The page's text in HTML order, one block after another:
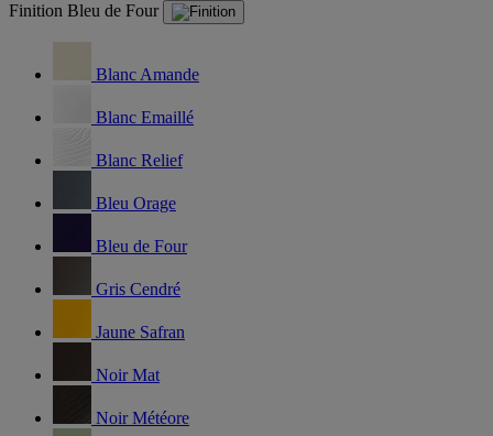
Finition Bleu de Four
Blanc Amande
Blanc Emaillé
Blanc Relief
Bleu Orage
Bleu de Four
Gris Cendré
Jaune Safran
Noir Mat
Noir Météore